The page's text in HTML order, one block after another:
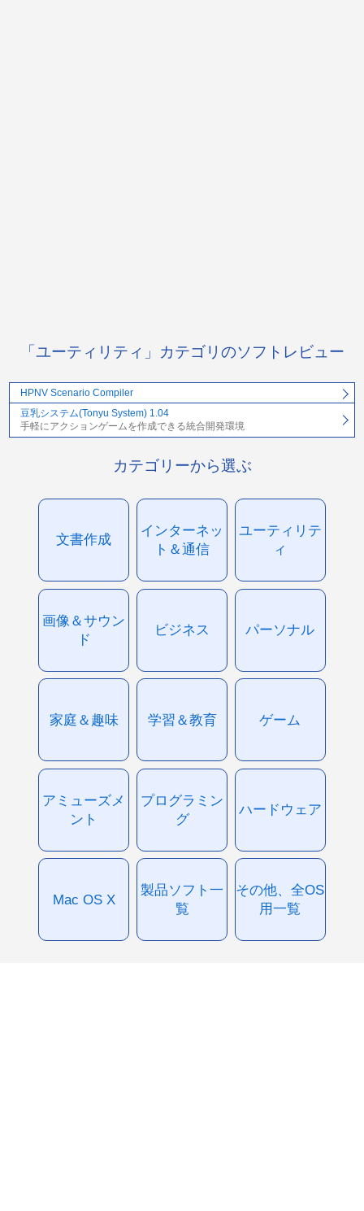
「ユーティリティ」カテゴリのソフトレビュー
HPNV Scenario Compiler
豆乳システム(Tonyu System) 1.04
手軽にアクションゲームを作成できる統合開発環境
カテゴリーから選ぶ
文書作成
インターネッ
ト＆通信
ユーティリテ
ィ
画像＆サウン
ド
ビジネス パーソナル
家庭＆趣味 学習＆教育 ゲーム
アミューズメ
ント
プログラミン
グ
ハードウェア
Mac OS X
製品ソフト一
覧
その他、全OS
用一覧